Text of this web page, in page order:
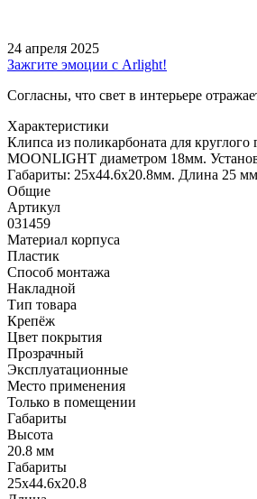
24 апреля 2025
Зажгите эмоции с Arlight!
Согласны, что свет в интерьере
Характеристики
Клипса из поликарбоната для круглого
MOONLIGHT диаметром 18мм.
Габариты: 25х44.6х20.8мм. Длина 25
Общие
Артикул
031459
Материал корпуса
Пластик
Способ монтажа
Накладной
Тип товара
Крепёж
Цвет покрытия
Прозрачный
Эксплуатационные
Место применения
Только в помещении
Габариты
Высота
20.8 мм
Габариты
25х44.6х20.8